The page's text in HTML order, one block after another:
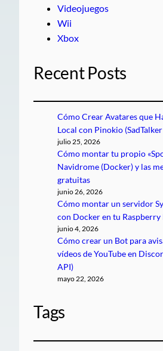
Videojuegos
Wii
Xbox
Recent Posts
Cómo Crear Avatares que
Local con Pinokio
julio 25, 2026
Cómo montar tu propio
Navidrome (Docker) y las
gratuitas
junio 26, 2026
Cómo montar un servidor
con Docker en tu Raspberry
junio 4, 2026
Cómo crear un Bot para
vídeos de YouTube en
API)
mayo 22, 2026
Tags